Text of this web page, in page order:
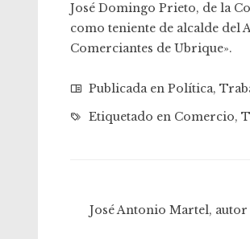
José Domingo Prieto, de la
como teniente de alcalde del
Comerciantes de Ubrique».
Publicada en Política,
Etiquetado en Comercio,
José Antonio Martel,